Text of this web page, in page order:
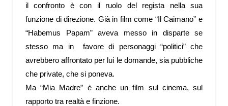
il confronto è con il ruolo del regista nella sua
funzione di direzione. Già in film come “Il Caimano” e
“Habemus Papam” aveva messo in disparte se
stesso ma in favore di personaggi “politici” che
avrebbero affrontato per lui le domande, sia pubbliche
che private, che si poneva.
Ma “Mia Madre” è anche un film sul cinema, sul
rapporto tra realtà e finzione.